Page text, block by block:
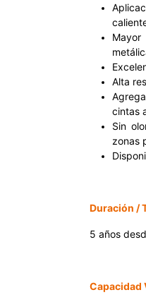
Alta
cintas
Sin
zonas
Duración /
5 años
Capacidad